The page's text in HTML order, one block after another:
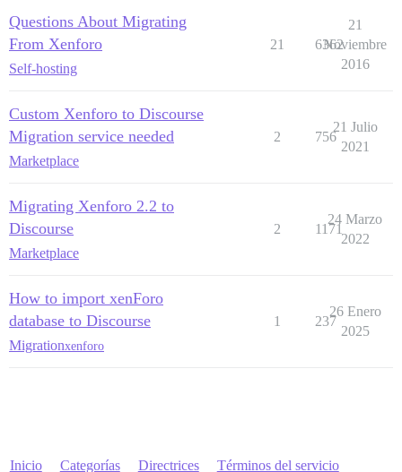
Questions About Migrating
From Xenforo
Self-hosting
21 6362
21
Noviembre
2016
Custom Xenforo to Discourse
Migration service needed
Marketplace
2 756
21 Julio
2021
Migrating Xenforo 2.2 to
Discourse
Marketplace
2 1171
24 Marzo
2022
How to import xenForo
database to Discourse
Migrationxenforo
1 237
26 Enero
2025
Inicio Categorías Directrices Términos del servicio